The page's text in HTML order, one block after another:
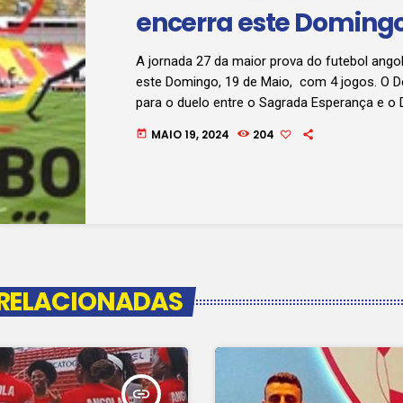
encerra este
A jornada 27 da maior prova do futebol
este Domingo, 19 de Maio, com 4 jogos. O
para o duelo entre o Sagrada Esperança e o
adiada para este Domingo em função da
today MAIO 19, 2024 204
insert_link